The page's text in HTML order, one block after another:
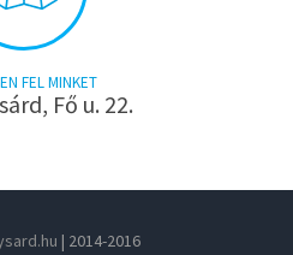
FEL MINKET
Fő u. 22.
| 2014-2016